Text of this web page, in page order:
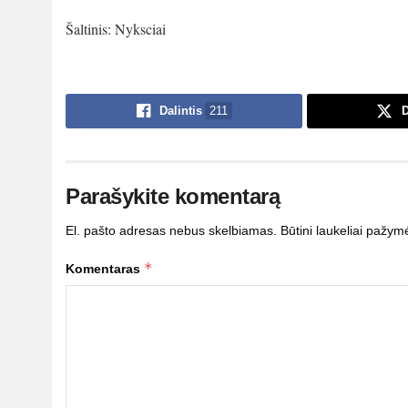
Šaltinis: Nyksciai
Dalintis 211
Parašykite komentarą
El. pašto adresas nebus skelbiamas. Būtini laukeliai
Komentaras *